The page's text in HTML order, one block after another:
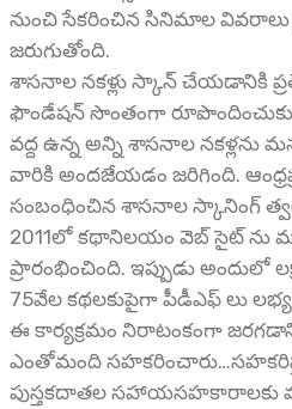
నుంచి సేకరించిన సినిమాల వివరాలు
జరుగుతోంది.
శాసనాల నకళ్లు స్కాన్ చేయడానికి
ఫౌండేషన్ సొంతంగా
వద్ద ఉన్న అన్ని శాసనాల నకళ్లను
వారికి అందజేయడం జరిగింది.
సంబంధించిన శాసనాల స్కానింగ్
2011లో కథానిలయం వెబ్ సైట్ ను
ప్రారంభించింది. ఇప్పుడు అందులో
75వేల కథలకుపైగా పీడీఎఫ్ లు
ఈ కార్యక్రమం నిరాటంకంగా జరగడానికి
ఎంతోమంది
పుస్తకదాతల సహాయసహకారాలకు